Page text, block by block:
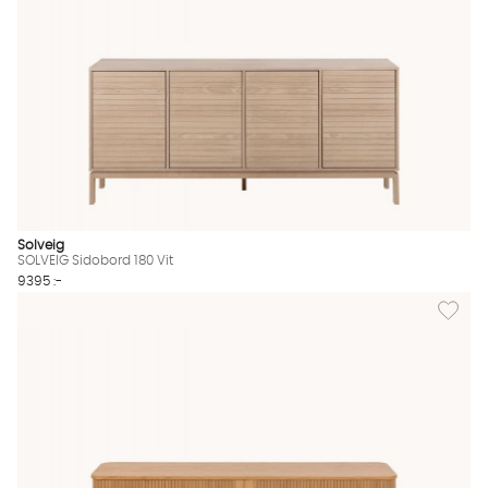
Solveig
SOLVEIG Sidobord 180 Vit
9395 :-
Lägg